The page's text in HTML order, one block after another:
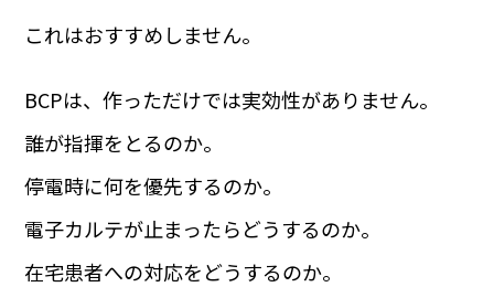
これはおすすめしません。
BCPは、作っただけでは実効性がありません。
誰が指揮をとるのか。
停電時に何を優先するのか。
電子カルテが止まったらどうするのか。
在宅患者への対応をどうするのか。